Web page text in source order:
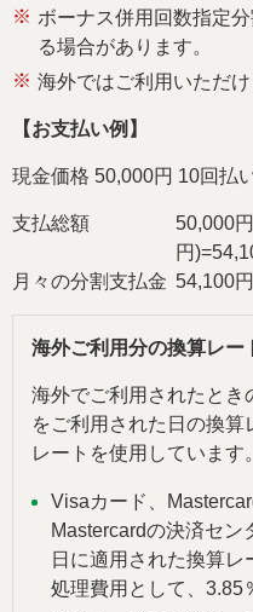
※ ボーナス併用回数指定
る場合があります。
※ 海外ではご利用いただけ
【お支払い例】
現金価格 50,000円 10回払
支払総額
50,000
円
月々の分割支払金 54,100
海外ご利用分の換算レー
海外でご利用されたとき
をご利用された日の換
レートを使用しています。
Visaカード、
Mastercardの決済セン
日に適用された換算
処理費用として、3.85